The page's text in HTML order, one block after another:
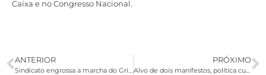
Caixa e no Congresso Nacional.
ANTERIOR PRÓXIMO
Alvo de dois manifestos, política cultural de Dilma está em xeque